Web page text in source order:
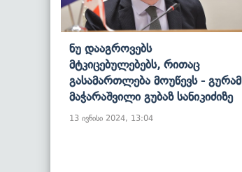
Ნუ Დააგროვებს
Მტკიცებულებებს, Რითაც
Გასამართლება Მოუწევს - Გურამ
Მაჭარაშვილი Გუბაზ Სანიკიძიზე
13 ივნისი 2024, 13:04